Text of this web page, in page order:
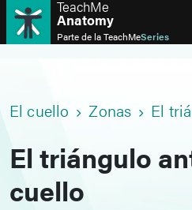
TeachMe
Anatomy
Parte de laTeachMeSeries
El cuello Zonas El
El triángulo
cuello